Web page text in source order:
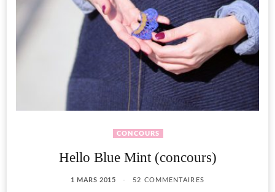
CONCOURS
Hello Blue Mint (concours)
1 MARS 2015 52 COMMENTAIRES